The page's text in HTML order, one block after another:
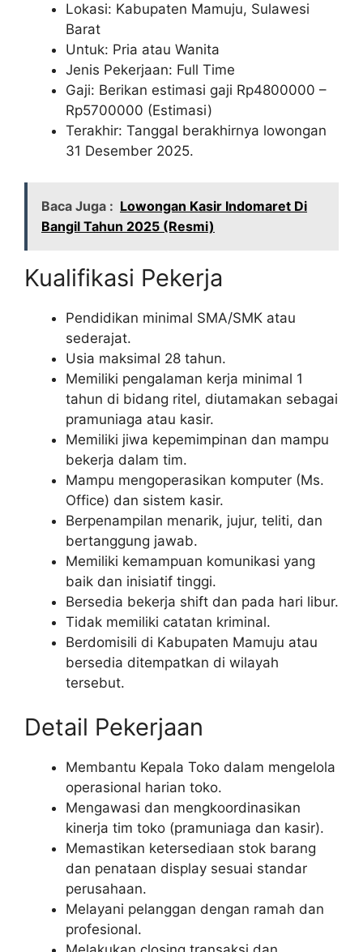
Lokasi: Kabupaten Mamuju, Sulawesi
Barat
Untuk: Pria atau Wanita
Jenis Pekerjaan: Full Time
Gaji: Berikan estimasi gaji Rp4800000 –
Rp5700000 (Estimasi)
Terakhir: Tanggal berakhirnya lowongan
31 Desember 2025.
Baca Juga : Lowongan Kasir Indomaret Di
Bangil Tahun 2025 (Resmi)
Kualifikasi Pekerja
Pendidikan minimal SMA/SMK atau
sederajat.
Usia maksimal 28 tahun.
Memiliki pengalaman kerja minimal 1
tahun di bidang ritel, diutamakan sebagai
pramuniaga atau kasir.
Memiliki jiwa kepemimpinan dan mampu
bekerja dalam tim.
Mampu mengoperasikan komputer (Ms.
Office) dan sistem kasir.
Berpenampilan menarik, jujur, teliti, dan
bertanggung jawab.
Memiliki kemampuan komunikasi yang
baik dan inisiatif tinggi.
Bersedia bekerja shift dan pada hari libur.
Tidak memiliki catatan kriminal.
Berdomisili di Kabupaten Mamuju atau
bersedia ditempatkan di wilayah
tersebut.
Detail Pekerjaan
Membantu Kepala Toko dalam mengelola
operasional harian toko.
Mengawasi dan mengkoordinasikan
kinerja tim toko (pramuniaga dan kasir).
Memastikan ketersediaan stok barang
dan penataan display sesuai standar
perusahaan.
Melayani pelanggan dengan ramah dan
profesional.